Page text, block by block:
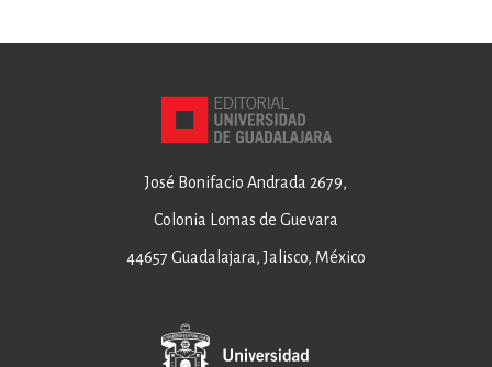
José Bonifacio Andrada 2679,
Colonia Lomas de Guevara
44657 Guadalajara, Jalisco, México